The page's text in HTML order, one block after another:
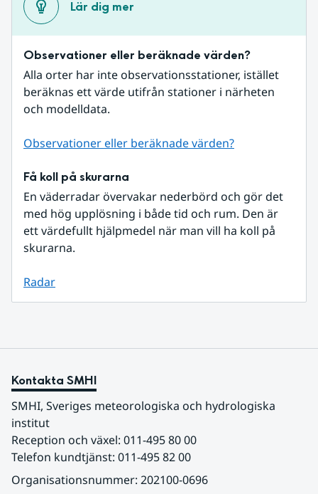
Lär dig mer
Observationer eller beräknade värden?
Alla orter har inte observationsstationer, istället
beräknas ett värde utifrån stationer i närheten
och modelldata.
Observationer eller beräknade värden?
Få koll på skurarna
En väderradar övervakar nederbörd och gör det
med hög upplösning i både tid och rum. Den är
ett värdefullt hjälpmedel när man vill ha koll på
skurarna.
Radar
Kontakta SMHI
SMHI, Sveriges meteorologiska och hydrologiska
institut
Reception och växel: 011-495 80 00
Telefon kundtjänst: 011-495 82 00
Organisationsnummer: 202100-0696